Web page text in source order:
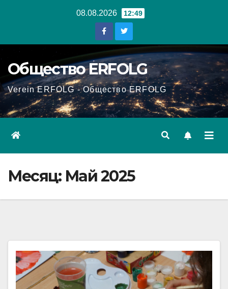
08.08.2026 12:49
Общество ERFOLG
Verein ERFOLG - Общество ERFOLG
Месяц: Май 2025